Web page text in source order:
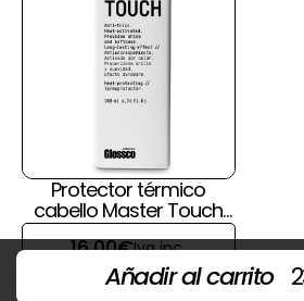
Protector térmico
cabello Master Touch
de Glossco
16,00€Iva inc.
Añadir al carrito